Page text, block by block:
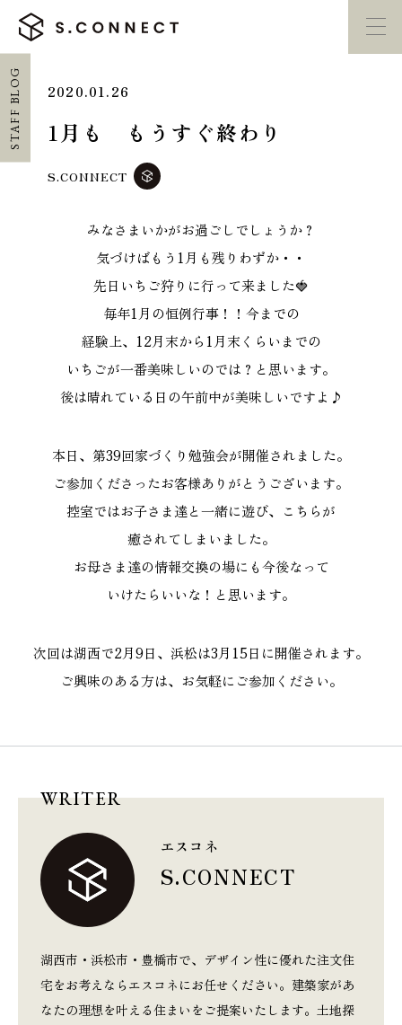
CONCEPT
エスコネについて
CASE
GALLERY
施工ギャラリー
STAFF BLOG
会社情報
プライバシーポリシー
家づくり勉強会
本社
053-488-5127
10:00〜19:00 水曜定休 10:00〜19:00 水曜定休
STAFF BLOG 2020.01.26
1月も もうすぐ終わり
S.CONNECT
みなさまいかがお過ごしでしょうか？
気づけばもう1月も残りわずか・・
先日いちご狩りに行って来ました🍓
毎年1月の恒例行事！！今までの
経験上、12月末から1月末くらいまでの
いちごが一番美味しいのでは？と思います。
後は晴れている日の午前中が美味しいですよ♪
本日、第39回家づくり勉強会が開催されました。
ご参加くださったお客様ありがとうございます。
控室ではお子さま達と一緒に遊び、こちらが
癒されてしまいました。
お母さま達の情報交換の場にも今後なって
いけたらいいな！と思います。
次回は湖西で2月9日、浜松は3月15日に開催されます。
ご興味のある方は、お気軽にご参加ください。
WRITER
エスコネ
S.CONNECT
湖西市・浜松市・豊橋市で、デザイン性に優れた注文住
宅をお考えならエスコネにお任せください。建築家があ
なたの理想を叶える住まいをご提案いたします。土地探